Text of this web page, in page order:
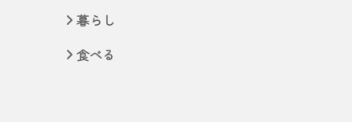
暮らし
食べる